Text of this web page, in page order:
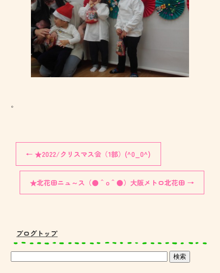
。
← ★2022/クリスマス会（1部）(^0_0^)
★北花田ニュ～ス（●＾o＾●）大阪メトロ北花田 →
ブログトップ